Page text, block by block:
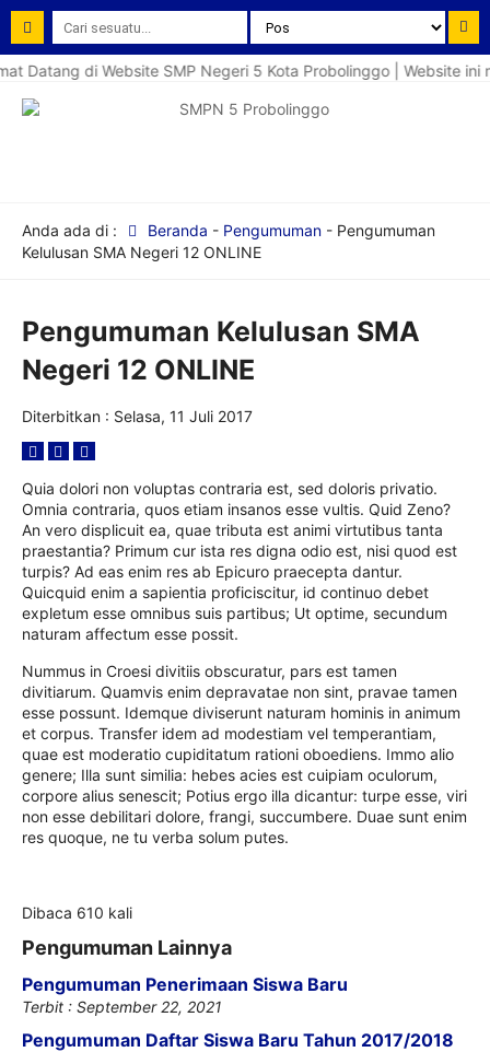
Datang di Website SMP Negeri 5 Kota Probolinggo | Website ini
Anda ada di : Beranda - Pengumuman- Pengumuman
Kelulusan SMA Negeri 12 ONLINE
Pengumuman Kelulusan SMA
Negeri 12 ONLINE
Diterbitkan : Selasa, 11 Juli 2017
Quia dolori non voluptas contraria est, sed doloris privatio.
Omnia contraria, quos etiam insanos esse vultis. Quid Zeno?
An vero displicuit ea, quae tributa est animi virtutibus tanta
praestantia? Primum cur ista res digna odio est, nisi quod est
turpis? Ad eas enim res ab Epicuro praecepta dantur.
Quicquid enim a sapientia proficiscitur, id continuo debet
expletum esse omnibus suis partibus; Ut optime, secundum
naturam affectum esse possit.
Nummus in Croesi divitiis obscuratur, pars est tamen
divitiarum. Quamvis enim depravatae non sint, pravae tamen
esse possunt. Idemque diviserunt naturam hominis in animum
et corpus. Transfer idem ad modestiam vel temperantiam,
quae est moderatio cupiditatum rationi oboediens. Immo alio
genere; Illa sunt similia: hebes acies est cuipiam oculorum,
corpore alius senescit; Potius ergo illa dicantur: turpe esse, viri
non esse debilitari dolore, frangi, succumbere. Duae sunt enim
res quoque, ne tu verba solum putes.
Dibaca 610 kali
Pengumuman Lainnya
Pengumuman Penerimaan Siswa Baru
Terbit : September 22, 2021
Pengumuman Daftar Siswa Baru Tahun 2017/2018